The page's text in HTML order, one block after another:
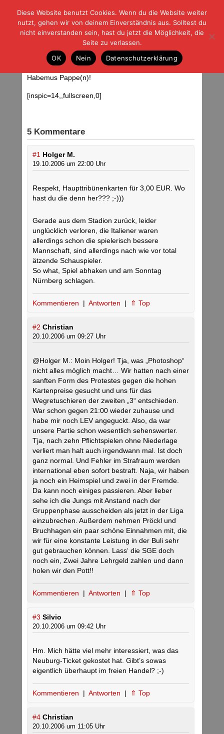
| | |BLOG-GFußball und der Rest
HOME|REGELN|IMPRESSUM |DATENSCHUTZ
Christian weint nicht mehr
Donnerstag, 19.10.06 | 09:58 Uhr
Habemus Pappe(n)!
[inspic=14,,fullscreen,0]
5 Kommentare
#1 Holger M.
19.10.2006 um 22:00 Uhr
Respekt, Haupttribünenkarten für 3,00 EUR. Wo
hast du die denn her??? ;-)))
Gerade aus dem Stadion zurück, leider
unglücklich verloren, die Italiener waren
allerdings schon die spielerisch bessere
Mannschaft, sind allerdings nach wie vor total
ätzende Schauspieler.
So what, Spiel abhaken und am Sonntag
Nürnberg schlagen.
Kommentieren | Antworten | ⇑ Top
#2 Christian
20.10.2006 um 09:27 Uhr
@Holger M.: Moin Holger! Tja, was „Photoshop“
nicht alles möglich macht… Wir hatten nach einer
sanften Form des Protestes gegen die hohen
Kartenpreise gesucht und uns für das
Wegretuschieren der zweiten „3“ entschieden.
War schon gegen 21:00 wieder zuhause und
habe mir noch LEV angeguckt. Also, da war
unsere Partie schon wesentlich sehenswerter.
Tja, nach zehn Pflichtspielen ohne Niederlage
verliert man halt auch irgendwann mal. Ist doch
ganz normal. Und Fehler im Strafraum werden
international eben sofort bestraft. Naja, wir haben
ja noch ein Heimspiel und zwei in der Fremde.
Da kann noch einiges passieren. Aber lieber
sehe ich die Jungs mit Anstand nach der
Gruppenphase ausscheiden als jetzt in der Liga
einzubrechen. Außerdem nehmen Pröckl und
Bruchhagen ein paar schöne Einnahmen mit, die
wir für eine konstante Leistung in der Buli sehr
gut gebrauchen können. Lass‘ die SGE doch
noch ein, Zwei Jahre Lehrgeld zahlen und dann
holen wir den Pott!!
Kommentieren | Antworten | ⇑ Top
#3 Silvio
20.10.2006 um 09:42 Uhr
Hm. Mich hätte viel mehr interessiert, was das
Neuburg-Ticket gekostet hat. Gibt’s sowas
eigentlich überhaupt im freien Handel? ;-)
Kommentieren | Antworten | ⇑ Top
#4 Christian
20.10.2006 um 11:05 Uhr
Diese Website benutzt Cookies. Wenn du die Website weiter
nutzt, gehen wir von deinem Einverständnis aus. Solltest du
nicht einverstanden sein, hast du jetzt die Möglichkeit, die
Seite zu verlassen.
OK
Nein Datenschutzerklärung